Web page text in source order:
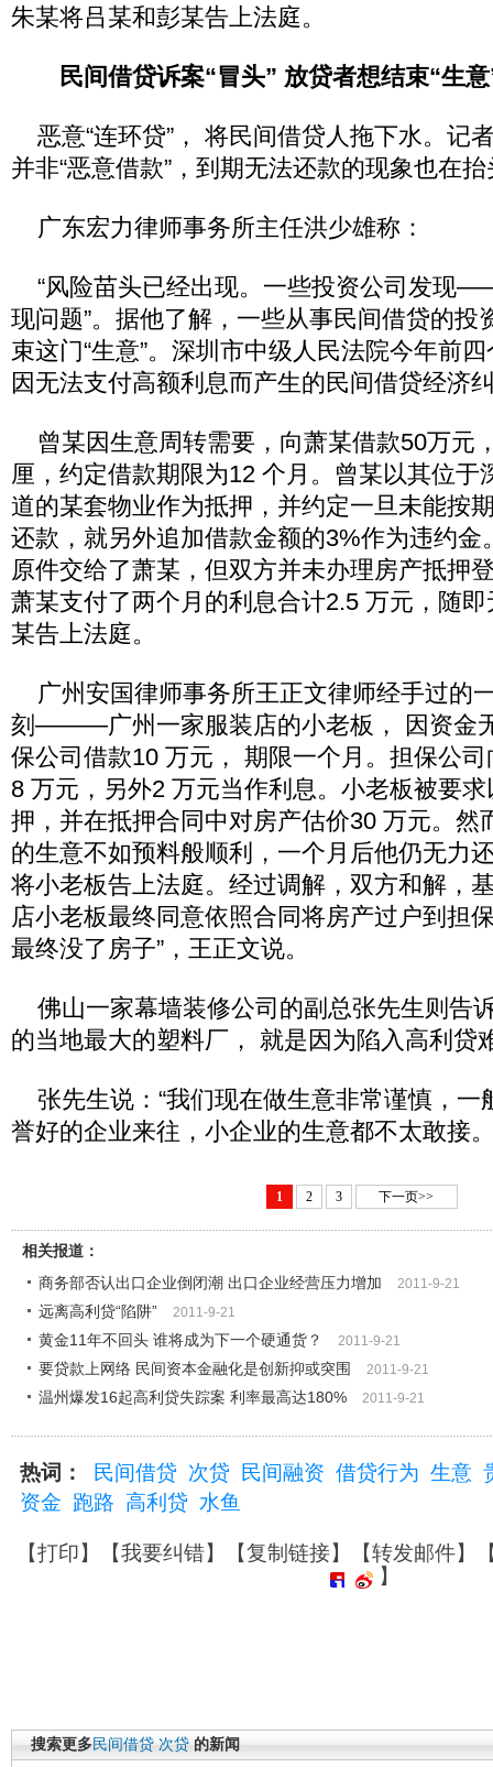
朱某将吕某和彭某告上法庭。
民间借贷诉案“冒头” 放贷者想结束“生
恶意“连环贷”， 将民间借贷人拖下水。记
并非“恶意借款”，到期无法还款的现象也在
广东宏力律师事务所主任洪少雄称：
“风险苗头已经出现。一些投资公司发现
现问题”。据他了解，一些从事民间借贷的投
束这门“生意”。深圳市中级人民法院今年前
因无法支付高额利息而产生的民间借贷经济
曾某因生意周转需要，向萧某借款50万元
厘，约定借款期限为12 个月。曾某以其位于
道的某套物业作为抵押，并约定一旦未能按
还款，就另外追加借款金额的3%作为违约金
原件交给了萧某，但双方并未办理房产抵押
萧某支付了两个月的利息合计2.5 万元，随
某告上法庭。
广州安国律师事务所王正文律师经手过的
刻———广州一家服装店的小老板， 因资金
保公司借款10 万元， 期限一个月。担保公
8 万元，另外2 万元当作利息。小老板被要
押，并在抵押合同中对房产估价30 万元。然
的生意不如预料般顺利，一个月后他仍无力
将小老板告上法庭。经过调解，双方和解，
店小老板最终同意依照合同将房产过户到担
最终没了房子”，王正文说。
佛山一家幕墙装修公司的副总张先生则告
的当地最大的塑料厂， 就是因为陷入高利贷
张先生说：“我们现在做生意非常谨慎，一
誉好的企业来往，小企业的生意都不太敢接
1 2 3 下一页>>
相关报道：
商务部否认出口企业倒闭潮 出口企业经营压力增加
2011-9-21
远离高利贷“陷阱” 2011-9-21
黄金11年不回头 谁将成为下一个硬通货？ 2011-9-21
要贷款上网络 民间资本金融化是创新抑或突围 2011-9-21
温州爆发16起高利贷失踪案 利率最高达180% 2011-9-21
热词： 民间借贷 次贷 民间融资 借贷行为 生意
资金 跑路 高利贷 水鱼
【打印】【我要纠错】【复制链接】【转发邮件】
】
搜索更多民间借贷 次贷 的新闻